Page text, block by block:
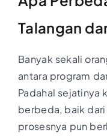
Talangan
Banyak sekali
antara program
Padahal sejatinya
berbeda, baik
prosesnya pun